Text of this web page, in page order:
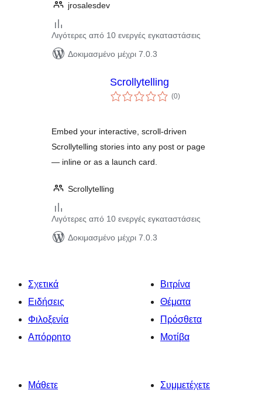
jrosalesdev
Λιγότερες από 10 ενεργές εγκαταστάσεις
Δοκιμασμένο μέχρι 7.0.3
Scrollytelling
(0αξιολογήσεις
σύνολο
)
Embed your interactive, scroll-driven
Scrollytelling stories into any post or page
— inline or as a launch card.
Scrollytelling
Λιγότερες από 10 ενεργές εγκαταστάσεις
Δοκιμασμένο μέχρι 7.0.3
Σχετικά
Ειδήσεις
Φιλοξενία
Απόρρητο
Βιτρίνα
Θέματα
Πρόσθετα
Μοτίβα
Μάθετε
Συμμετέχετε